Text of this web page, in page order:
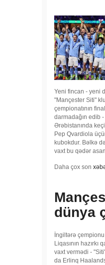
Yeni fincan - yeni
"Mançester Siti"
çempionatının
darmadağın edib
Ərəbistanında
Pep Qvardiola
kubokdur. Bəlkə
vaxt bu qədər
Daha çox son
dünya
İngiltərə
Liqasının
vaxt vermədi -
da Erlinq